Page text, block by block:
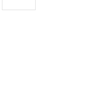
Adaptateur/Hub